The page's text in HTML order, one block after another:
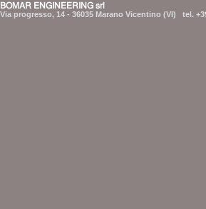
BOMAR ENGINEERING srl
Via progresso, 14 - 36035 Marano Vicentino (VI) tel.